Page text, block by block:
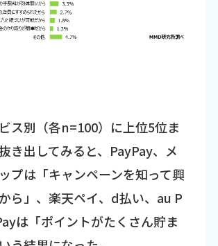
ス別（各n=100）に上位5位ま
き出してみると、PayPay、メ
プは「キャンペーンを知って興
ら」、楽天ペイ、d払い、au P
は「ポイントがたくさん貯ま